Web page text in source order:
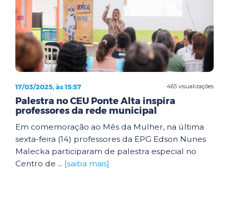
465 visualizações
17/03/2025, às 15:57
Palestra no CEU Ponte Alta inspira
professores da rede municipal
Em comemoração ao Mês da Mulher, na última
sexta-feira (14) professores da EPG Edson Nunes
Malecka participaram de palestra especial no
Centro de ... [saiba mais]